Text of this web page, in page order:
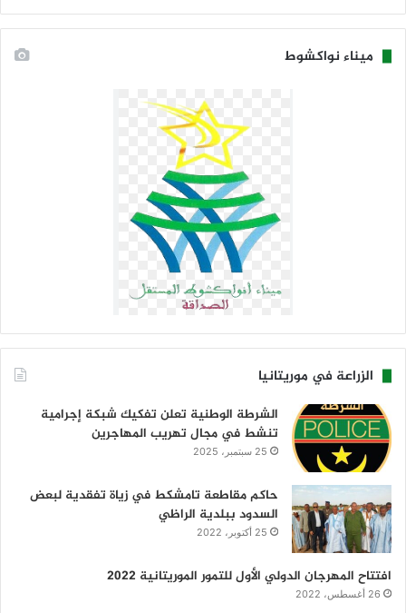
ميناء نواكشوط
الزراعة في موريتانيا
الشرطة الوطنية تعلن تفكيك شبكة إجرامية
تنشط في مجال تهريب المهاجرين
25 سبتمبر، 2025
حاكم مقاطعة تامشكط في زياة تفقدية لبعض
السدود ببلدية الراظي
25 أكتوبر، 2022
افتتاح المهرجان الدولي الأول للتمور الموريتانية 2022
26 أغسطس، 2022